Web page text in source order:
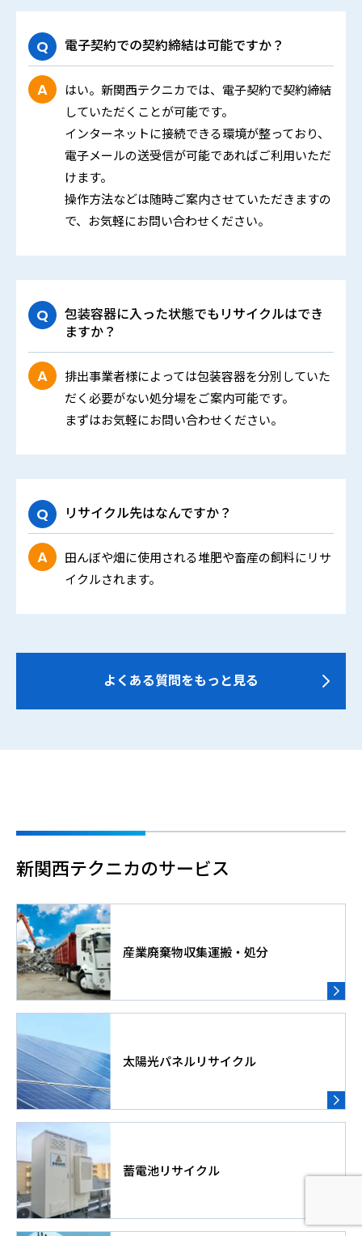
電子契約での契約締結は可能ですか？
はい。新関西テクニカでは、電子契約で契約締結
していただくことが可能です。
インターネットに接続できる環境が整っており、
電子メールの送受信が可能であればご利用いただ
けます。
操作方法などは随時ご案内させていただきますの
で、お気軽にお問い合わせください。
包装容器に入った状態でもリサイクルはでき
ますか？
排出事業者様によっては包装容器を分別していた
だく必要がない処分場をご案内可能です。
まずはお気軽にお問い合わせください。
リサイクル先はなんですか？
田んぼや畑に使用される堆肥や畜産の飼料にリサ
イクルされます。
よくある質問をもっと見る
新関西テクニカのサービス
産業廃棄物収集運搬・処分
太陽光パネルリサイクル
蓄電池リサイクル